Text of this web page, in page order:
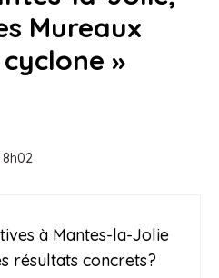
Mureaux
»
8h02
à Mantes-la-Jolie
résultats concrets?